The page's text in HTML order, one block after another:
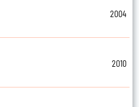
2004
2010